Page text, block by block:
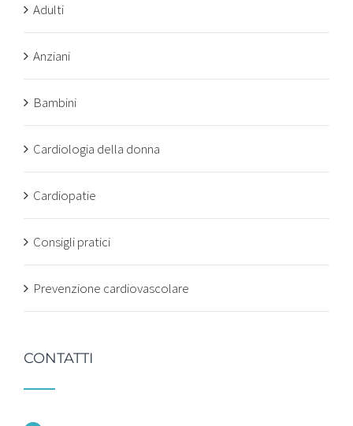
Adulti
Anziani
Bambini
Cardiologia della donna
Cardiopatie
Consigli pratici
Prevenzione cardiovascolare
CONTATTI